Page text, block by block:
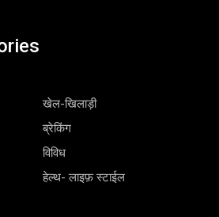
खेल-खिलाड़ी
ब्रेकिंग
विविध
हेल्थ- लाइफ़ स्टाईल